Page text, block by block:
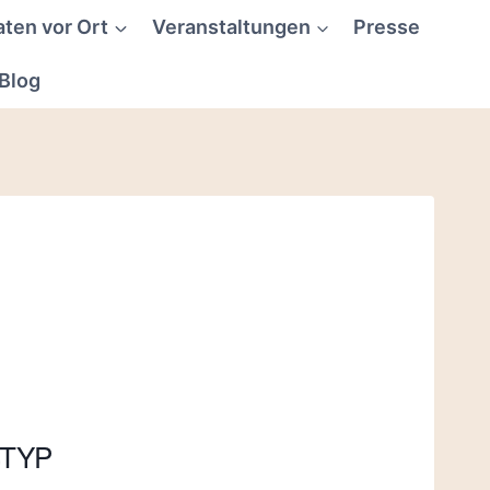
vor Ort Veranstaltungen Presse
Blog